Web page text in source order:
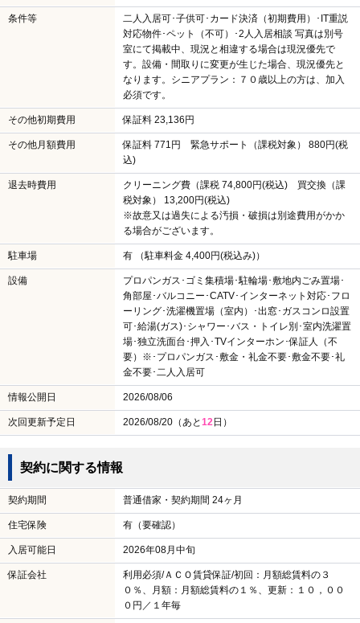
条件等
二人入居可･子供可･カード決済（初期費用）･IT重説
対応物件･ペット（不可）･2人入居相談 写真は別号
室にて掲載中、現況と相違する場合は現況優先で
す。設備・間取りに変更が生じた場合、現況優先と
なります。シニアプラン：７０歳以上の方は、加入
必須です。
その他初期費用 保証料 23,136円
その他月額費用
保証料 771円 緊急サポート（課税対象） 880円(税
込)
退去時費用
クリーニング費（課税 74,800円(税込) 買交換（課
税対象） 13,200円(税込)
※故意又は過失による汚損・破損は別途費用がかか
る場合がございます。
駐車場 有 （駐車料金 4,400円(税込み)）
設備
プロパンガス･ゴミ集積場･駐輪場･敷地内ごみ置場･
角部屋･バルコニー･CATV･インターネット対応･フロ
ーリング･洗濯機置場（室内）･出窓･ガスコンロ設置
可･給湯(ガス)･シャワー･バス・トイレ別･室内洗濯置
場･独立洗面台･押入･TVインターホン･保証人（不
要）※･プロパンガス･敷金・礼金不要･敷金不要･礼
金不要･二人入居可
情報公開日 2026/08/06
次回更新予定日 2026/08/20（あと12日）
契約に関する情報
契約期間 普通借家・契約期間 24ヶ月
住宅保険 有（要確認）
入居可能日 2026年08月中旬
保証会社
利用必須/ＡＣＯ賃貸保証/初回：月額総賃料の３
０％、月額：月額総賃料の１％、更新：１０，００
０円／１年毎